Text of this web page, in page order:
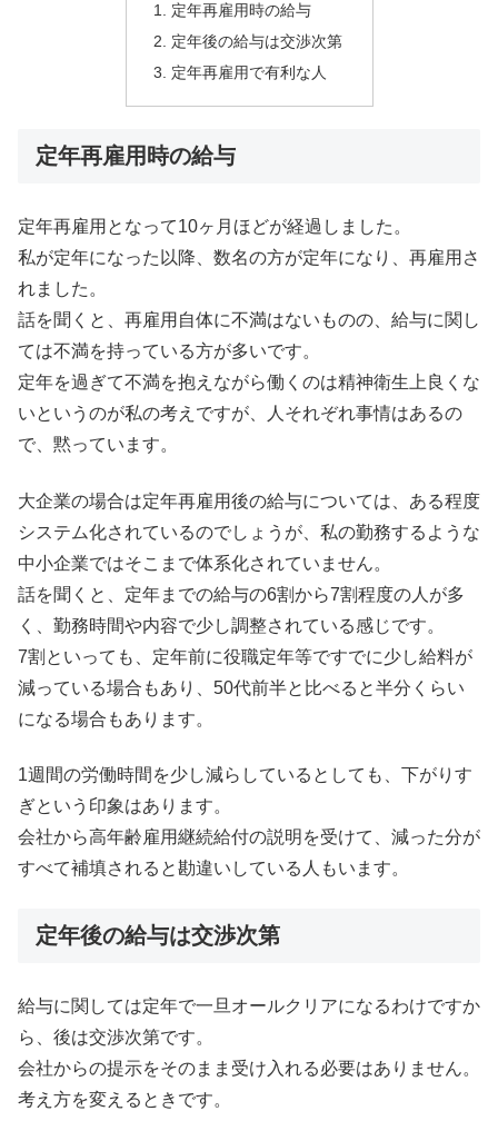
定年再雇用時の給与
定年後の給与は交渉次第
定年再雇用で有利な人
定年再雇用時の給与
定年再雇用となって10ヶ月ほどが経過しました。
私が定年になった以降、数名の方が定年になり、再雇用さ
れました。
話を聞くと、再雇用自体に不満はないものの、給与に関し
ては不満を持っている方が多いです。
定年を過ぎて不満を抱えながら働くのは精神衛生上良くな
いというのが私の考えですが、人それぞれ事情はあるの
で、黙っています。
大企業の場合は定年再雇用後の給与については、ある程度
システム化されているのでしょうが、私の勤務するような
中小企業ではそこまで体系化されていません。
話を聞くと、定年までの給与の6割から7割程度の人が多
く、勤務時間や内容で少し調整されている感じです。
7割といっても、定年前に役職定年等ですでに少し給料が
減っている場合もあり、50代前半と比べると半分くらい
になる場合もあります。
1週間の労働時間を少し減らしているとしても、下がりす
ぎという印象はあります。
会社から高年齢雇用継続給付の説明を受けて、減った分が
すべて補填されると勘違いしている人もいます。
定年後の給与は交渉次第
給与に関しては定年で一旦オールクリアになるわけですか
ら、後は交渉次第です。
会社からの提示をそのまま受け入れる必要はありません。
考え方を変えるときです。